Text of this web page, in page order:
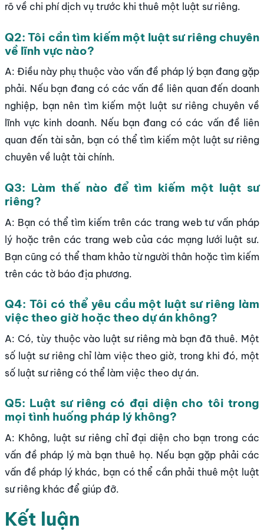
rõ về chi phí dịch vụ trước khi thuê một luật sư riêng.
Q2: Tôi cần tìm kiếm một luật sư riêng chuyên
về lĩnh vực nào?
A: Điều này phụ thuộc vào vấn đề pháp lý bạn đang gặp
phải. Nếu bạn đang có các vấn đề liên quan đến doanh
nghiệp, bạn nên tìm kiếm một luật sư riêng chuyên về
lĩnh vực kinh doanh. Nếu bạn đang có các vấn đề liên
quan đến tài sản, bạn có thể tìm kiếm một luật sư riêng
chuyên về luật tài chính.
Q3: Làm thế nào để tìm kiếm một luật sư
riêng?
A: Bạn có thể tìm kiếm trên các trang web tư vấn pháp
lý hoặc trên các trang web của các mạng lưới luật sư.
Bạn cũng có thể tham khảo từ người thân hoặc tìm kiếm
trên các tờ báo địa phương.
Q4: Tôi có thể yêu cầu một luật sư riêng làm
việc theo giờ hoặc theo dự án không?
A: Có, tùy thuộc vào luật sư riêng mà bạn đã thuê. Một
số luật sư riêng chỉ làm việc theo giờ, trong khi đó, một
số luật sư riêng có thể làm việc theo dự án.
Q5: Luật sư riêng có đại diện cho tôi trong
mọi tình huống pháp lý không?
A: Không, luật sư riêng chỉ đại diện cho bạn trong các
vấn đề pháp lý mà bạn thuê họ. Nếu bạn gặp phải các
vấn đề pháp lý khác, bạn có thể cần phải thuê một luật
sư riêng khác để giúp đỡ.
Kết luận